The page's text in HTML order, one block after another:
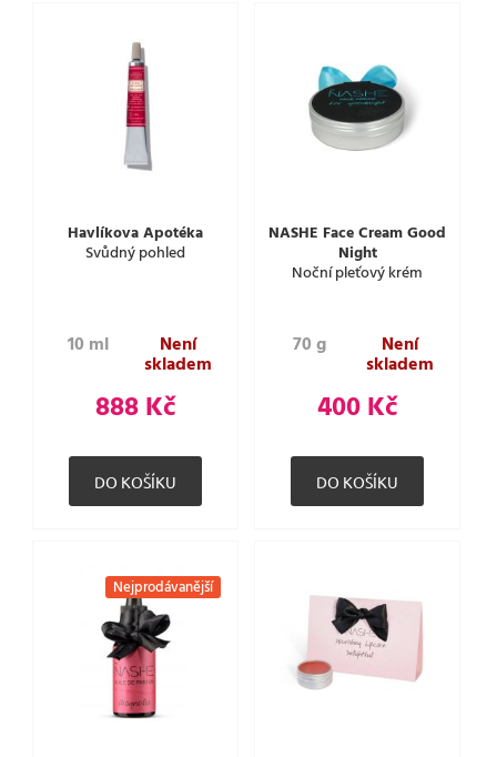
Havlíkova Apotéka
Svůdný pohled
10 ml Není
skladem
888 Kč
NASHE Face Cream Good
Night
Noční pleťový krém
70 g Není
skladem
400 Kč
Nejprodávanější